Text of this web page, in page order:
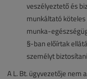
veszélyeztető és
munkáltató
munka-
§-ban előírtak
személyt
A L. Bt. ügyvezetője